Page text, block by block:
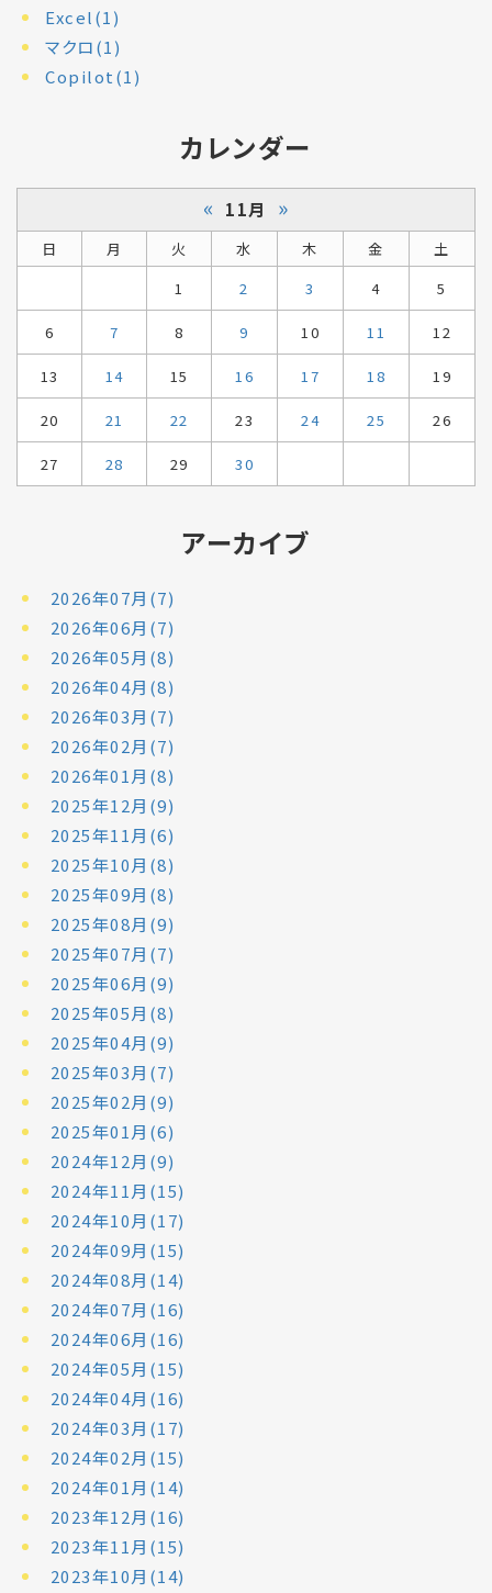
Excel(1)
マクロ(1)
Copilot(1)
カレンダー
« 11月 »
日 月 火 水 木 金
土
1
2 3 4 5
6 7 8 9 10 11 12
13 14 15 16 17 18 19
20 21 22 23 24 25 26
27 28 29 30
アーカイブ
2026年07月(7)
2026年06月(7)
2026年05月(8)
2026年04月(8)
2026年03月(7)
2026年02月(7)
2026年01月(8)
2025年12月(9)
2025年11月(6)
2025年10月(8)
2025年09月(8)
2025年08月(9)
2025年07月(7)
2025年06月(9)
2025年05月(8)
2025年04月(9)
2025年03月(7)
2025年02月(9)
2025年01月(6)
2024年12月(9)
2024年11月(15)
2024年10月(17)
2024年09月(15)
2024年08月(14)
2024年07月(16)
2024年06月(16)
2024年05月(15)
2024年04月(16)
2024年03月(17)
2024年02月(15)
2024年01月(14)
2023年12月(16)
2023年11月(15)
2023年10月(14)